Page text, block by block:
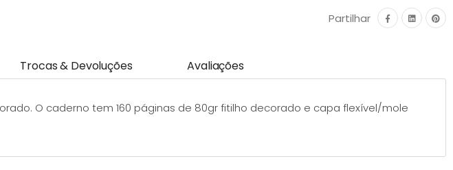
Partilhar
Trocas & Devoluções Avaliações
O caderno tem 160 páginas de 80gr fitilho decorado e capa flexível/mole